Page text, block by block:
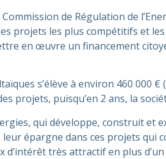
de Régulation de
projets les plus compétitifs et
en œuvre un financement
s’élève à environ 460 000
projets, puisqu’en 2 ans, la
qui développe, construit
épargne dans ces projets
très attractif en plus